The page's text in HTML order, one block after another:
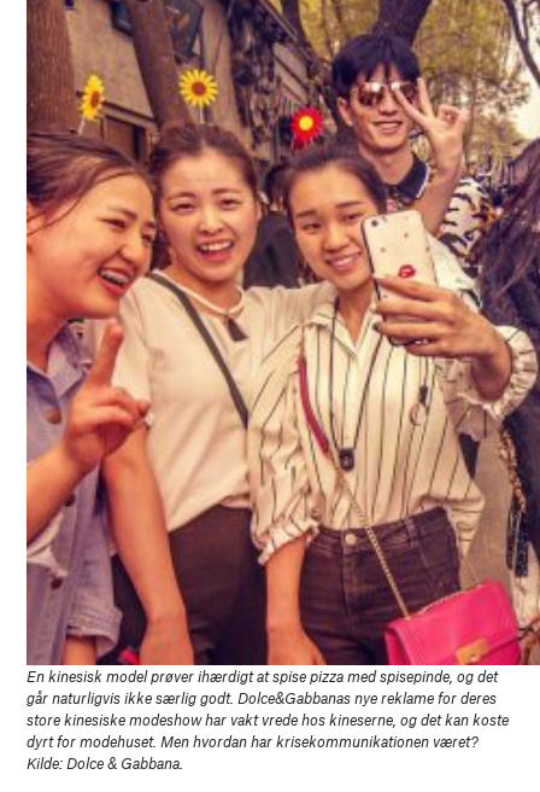
En kinesisk model prøver ihærdigt at spise pizza med spisepinde, og det
går naturligvis ikke særlig godt. Dolce&Gabbanas nye reklame for deres
store kinesiske modeshow har vakt vrede hos kineserne, og det kan koste
dyrt for modehuset. Men hvordan har krisekommunikationen været?
Kilde: Dolce & Gabbana.